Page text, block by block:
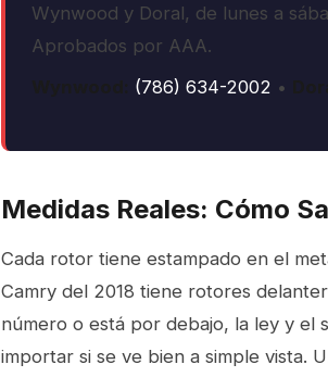
Wynwood y Doral, de lunes a
Aprobados por AAA.
(786) 634-2002 •
Medidas Reales: Cómo
Cada rotor tiene estampado en el
Camry del 2018 tiene rotores
número o está por debajo, la ley y el
importar si se ve bien a simple vista.